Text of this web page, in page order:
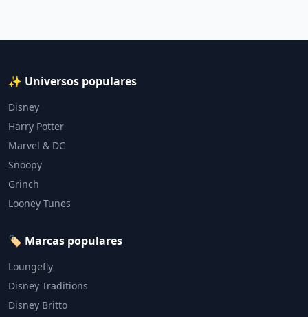
✨ Universos populares
Disney
Harry Potter
Marvel & DC
Snoopy
Grinch
Looney Tunes
🏷️ Marcas populares
Loungefly
Disney Traditions
Disney Britto